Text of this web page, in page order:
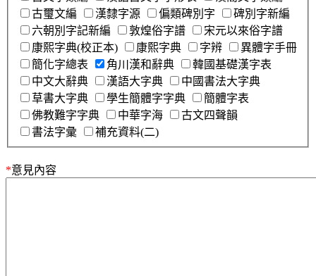
古璽文編
漢隸字源 偏類碑別字
碑別字新編
六朝別字記新編
敦煌俗字譜
宋元以來俗字譜
康熙字典(校正本)
康熙字典 字辨
異體字手冊
簡化字總表
角川漢和辭典
韓國基礎漢字表
中文大辭典
漢語大字典
中國書法大字典
草書大字典
學生簡體字字典
簡體字表
佛教難字字典
中華字海
古文四聲韻
書法字彙
補充資料(二)
*意見內容